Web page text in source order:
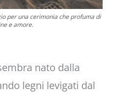
per una cerimonia che profuma di
e amore.
nato dalla
legni levigati dal